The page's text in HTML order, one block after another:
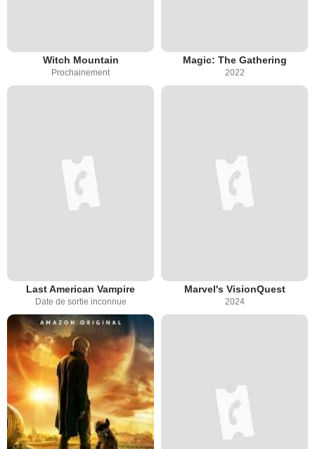
Witch Mountain
Prochainement
Magic: The Gathering
2022
Last American Vampire
Date de sortie inconnue
Marvel's VisionQuest
2024